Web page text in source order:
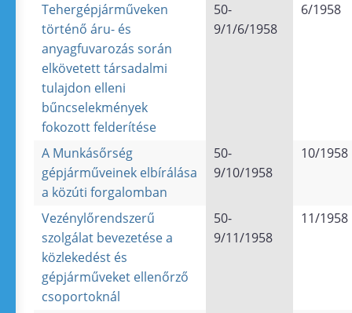
Tehergépjárműveken
történő áru- és
anyagfuvarozás során
elkövetett társadalmi
tulajdon elleni
bűncselekmények
fokozott felderítése
50-
9/1/6/1958
6/1958
A Munkásőrség
gépjárműveinek elbírálása
a közúti forgalomban
50-
9/10/1958
10/1958
Vezénylőrendszerű
szolgálat bevezetése a
közlekedést és
gépjárműveket ellenőrző
csoportoknál
50-
9/11/1958
11/1958